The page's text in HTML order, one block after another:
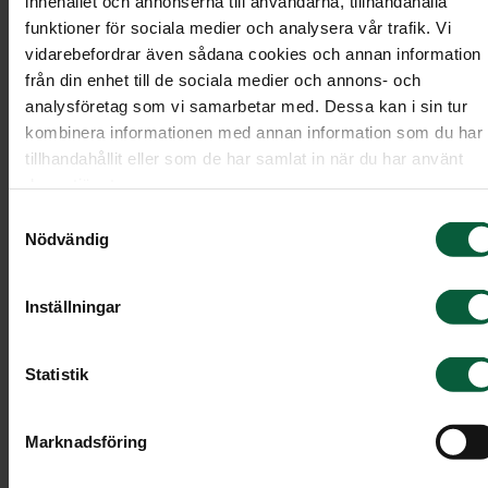
funktioner för sociala medier och analysera vår trafik. Vi
vidarebefordrar även sådana cookies och annan information
från din enhet till de sociala medier och annons- och
analysföretag som vi samarbetar med. Dessa kan i sin tur
kombinera informationen med annan information som du har
tillhandahållit eller som de har samlat in när du har använt
Nödvändig
Inställningar
Statistik
Marknadsföring
ha deltagit i planeringen eller fått en grundlig
genomgång av hur minnesstunden är tänkt.
Ibland är någon av de närmaste värd, men det
också kännas bra att det är någon annan i
sällskapet.
Minnesbord
Det är en fin idé att arrangera ett minnesbord
ett eller flera foton av den avlidna, ljus och
minnesbok där gästerna kan skriva några rader.
Minnestal